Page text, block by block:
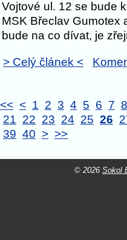
Vojtové ul. 12 se bude
MSK Břeclav Gumotex
bude na co dívat, je
> Celý článek <
<< < 1 2 3 4 5 6 7 8
21 22 23 24 25 26
39 40 > >>
© 2026 Sokol